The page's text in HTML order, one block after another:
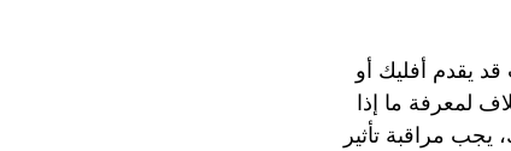
يقدم أفليك أو
لمعرفة ما إذا
مراقبة تأثير